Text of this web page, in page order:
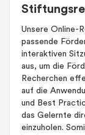
Unsere Online-
passende
interaktiven
aus, um die
Recherchen
auf die
und Best
das Gelernte
einzuholen.